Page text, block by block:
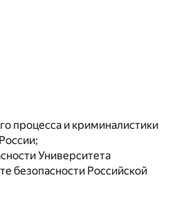
процесса и криминалистики
Университета
безопасности Российской